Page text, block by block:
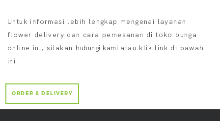
Untuk informasi lebih lengkap mengenai layanan
flower delivery dan cara pemesanan di toko bunga
online ini, silakan hubungi kami atau klik link di bawah
ini.
ORDER & DELIVERY